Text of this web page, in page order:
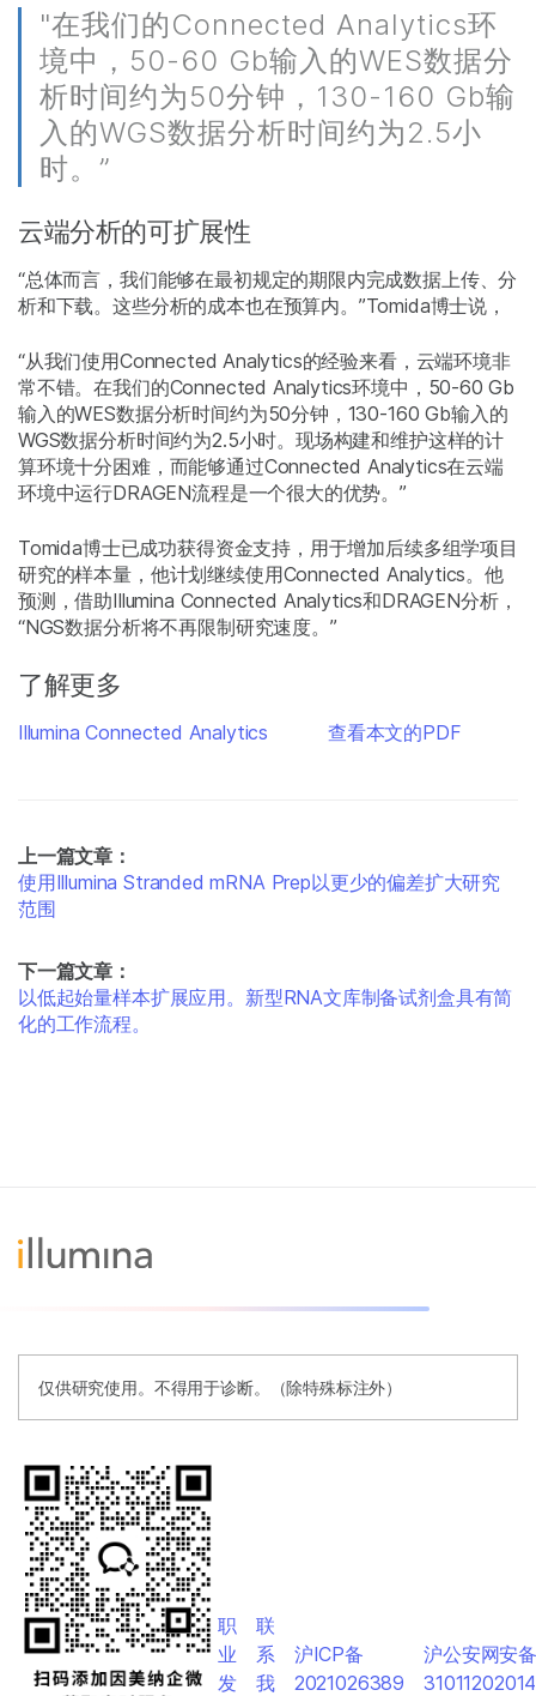
"在我们的Connected Analytics环
境中，50-60 Gb输入的WES数据分
析时间约为50分钟，130-160 Gb输
入的WGS数据分析时间约为2.5小
时。”
云端分析的可扩展性
“总体而言，我们能够在最初规定的期限内完成数据上传、分
析和下载。这些分析的成本也在预算内。”Tomida博士说，
“从我们使用Connected Analytics的经验来看，云端环境非
常不错。在我们的Connected Analytics环境中，50-60 Gb
输入的WES数据分析时间约为50分钟，130-160 Gb输入的
WGS数据分析时间约为2.5小时。现场构建和维护这样的计
算环境十分困难，而能够通过Connected Analytics在云端
环境中运行DRAGEN流程是一个很大的优势。”
Tomida博士已成功获得资金支持，用于增加后续多组学项目
研究的样本量，他计划继续使用Connected Analytics。他
预测，借助Illumina Connected Analytics和DRAGEN分析，
“NGS数据分析将不再限制研究速度。”
了解更多
Illumina Connected Analytics 查看本文的PDF
上一篇文章：
使用Illumina Stranded mRNA Prep以更少的偏差扩大研究
范围
下一篇文章：
以低起始量样本扩展应用。新型RNA文库制备试剂盒具有简
化的工作流程。
仅供研究使用。不得用于诊断。（除特殊标注外）
职
业
发
联
系
我
沪ICP备
2021026389
沪公安网安